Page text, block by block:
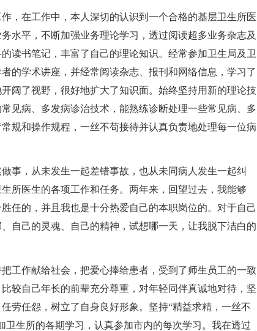
在工作中，本人深切的认识到一个合格的基层卫生所医
水平，不断加强业务理论学习，透过阅读超多业务杂志及
读书笔记，丰富了自己的理论知识。经常参加卫生局及卫
的学术讲座，并经常阅读杂志、报刊和网络信息，学习了
阔了视野，很好地扩大了知识面。始终坚持用新的理论技
见病、多发病诊治技术，能熟练诊断处理一些常见病、多
规和操作规程，一丝不苟接待并认真负责地处理每一位病
，从未发生一起差错事故，也从未同病人发生一起纠
所医生的各项工作和任务。两年来，回望过去，我能够
任的，并且我也是十分热爱自己的本职岗位的。对于自己
自己的灵魂、自己的精神，试想哪一天，让我脱下洁白的
作献给社会，把爱心捧给患者，受到了师生员工的一致
较自己年长的前辈充分尊重，对年轻同伴真诚地对待，坚
劳任怨，树立了自身良好形象。坚持“精益求精，一丝不
卫生所的各期学习，认真参加市内的每次学习。我在透过